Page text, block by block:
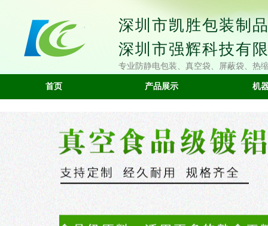
深圳市凯胜包装制
深圳市强辉科技有
专业防静电包装、真空袋、屏蔽袋、热
首页 产品展示 机